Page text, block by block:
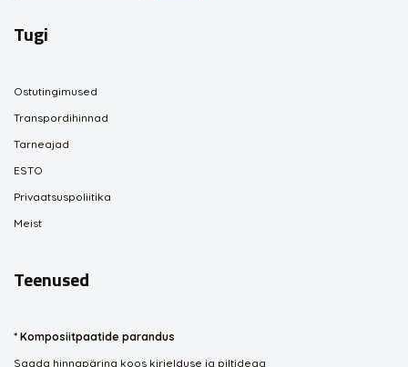
Tugi
Ostutingimused
Transpordihinnad
Tarneajad
ESTO
Privaatsuspoliitika
Meist
Teenused
* Komposiitpaatide parandus
Saada hinnapäring koos kirjelduse ja piltidega